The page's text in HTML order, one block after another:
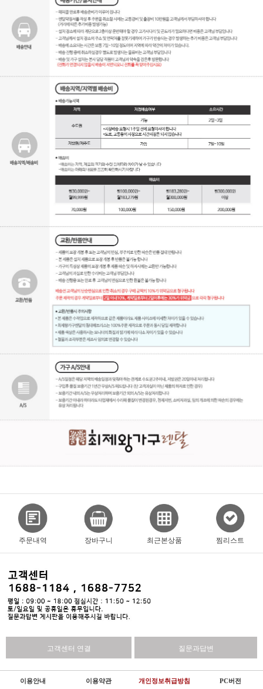
주문내역 장바구니 최근본상품 찜리스트
고객센터 연결 질문과답변
이용안내 이용약관 개인정보취급방침 PC버전